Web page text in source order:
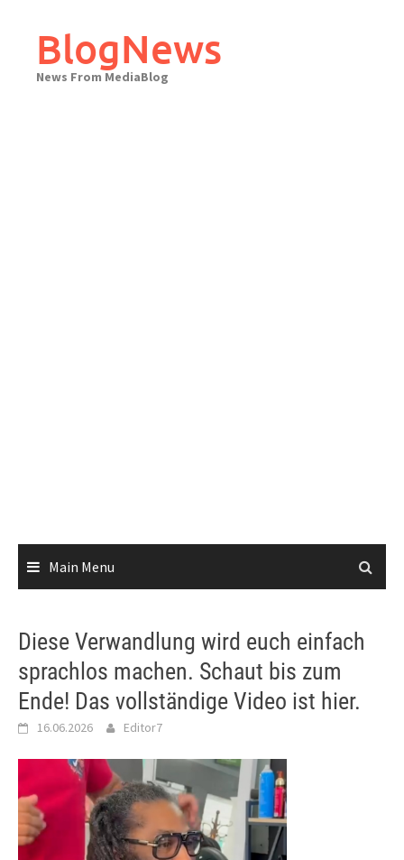
contentBlogNews
News From MediaBlog
Main Menu
Diese Verwandlung wird euch einfach
sprachlos machen. Schaut bis zum
Ende! Das vollständige Video ist hier.
16.06.2026 Editor7